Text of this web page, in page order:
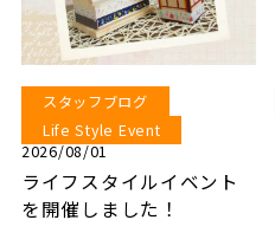
スタッフブログ
Life Style Event
2026/08/01
ライフスタイルイベント
を開催しました！